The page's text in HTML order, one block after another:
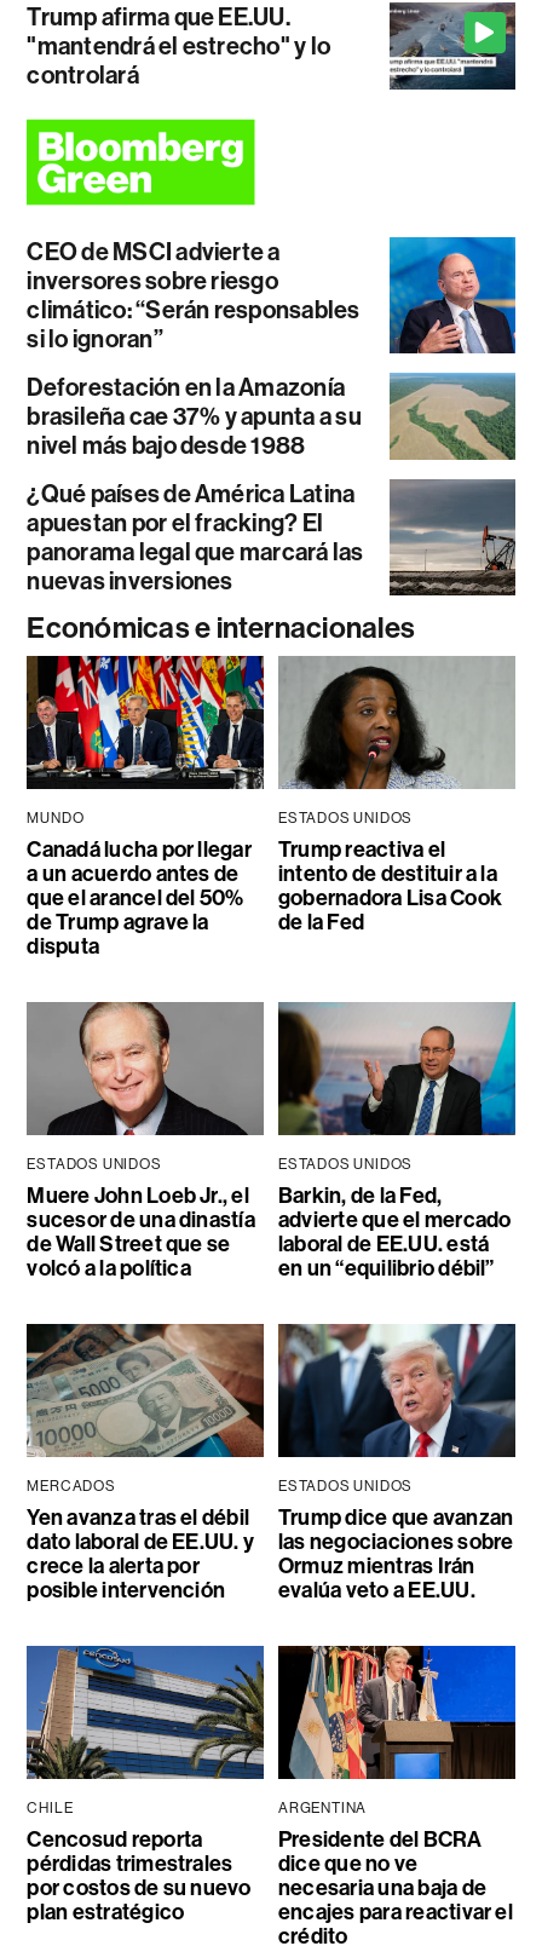
Trump afirma que EE.UU.
"mantendrá el estrecho" y lo
controlará
CEO de MSCI advierte a
inversores sobre riesgo
climático: “Serán responsables
si lo ignoran”
Deforestación en la Amazonía
brasileña cae 37% y apunta a su
nivel más bajo desde 1988
¿Qué países de América Latina
apuestan por el fracking? El
panorama legal que marcará las
nuevas inversiones
Económicas e internacionales
MUNDO
Canadá lucha por llegar
a un acuerdo antes de
que el arancel del 50%
de Trump agrave la
disputa
ESTADOS UNIDOS
Trump reactiva el
intento de destituir a la
gobernadora Lisa Cook
de la Fed
ESTADOS UNIDOS
Muere John Loeb Jr., el
sucesor de una dinastía
de Wall Street que se
volcó a la política
ESTADOS UNIDOS
Barkin, de la Fed,
advierte que el mercado
laboral de EE.UU. está
en un “equilibrio débil”
MERCADOS
Yen avanza tras el débil
dato laboral de EE.UU. y
crece la alerta por
posible intervención
ESTADOS UNIDOS
Trump dice que avanzan
las negociaciones sobre
Ormuz mientras Irán
evalúa veto a EE.UU.
CHILE
Cencosud reporta
pérdidas trimestrales
por costos de su nuevo
plan estratégico
ARGENTINA
Presidente del BCRA
dice que no ve
necesaria una baja de
encajes para reactivar el
crédito